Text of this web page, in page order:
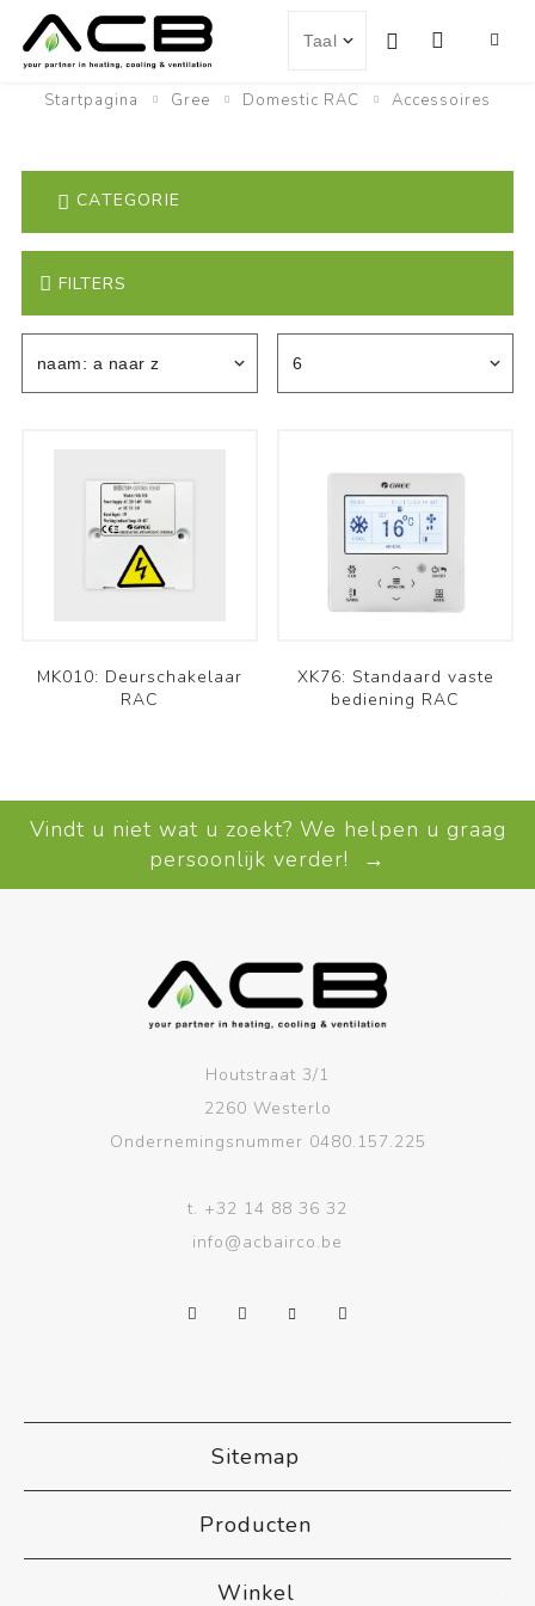
Startpagina Gree Domestic RAC Accessoires
FILTERS
MK010: Deurschakelaar
RAC
XK76: Standaard vaste
bediening RAC
CATEGORIE
Vindt u niet wat u zoekt? We helpen u graag
persoonlijk verder! →
Houtstraat 3/1
2260 Westerlo
Ondernemingsnummer 0480.157.225
t. +32 14 88 36 32
info@acbairco.be
Sitemap
Producten
Winkel